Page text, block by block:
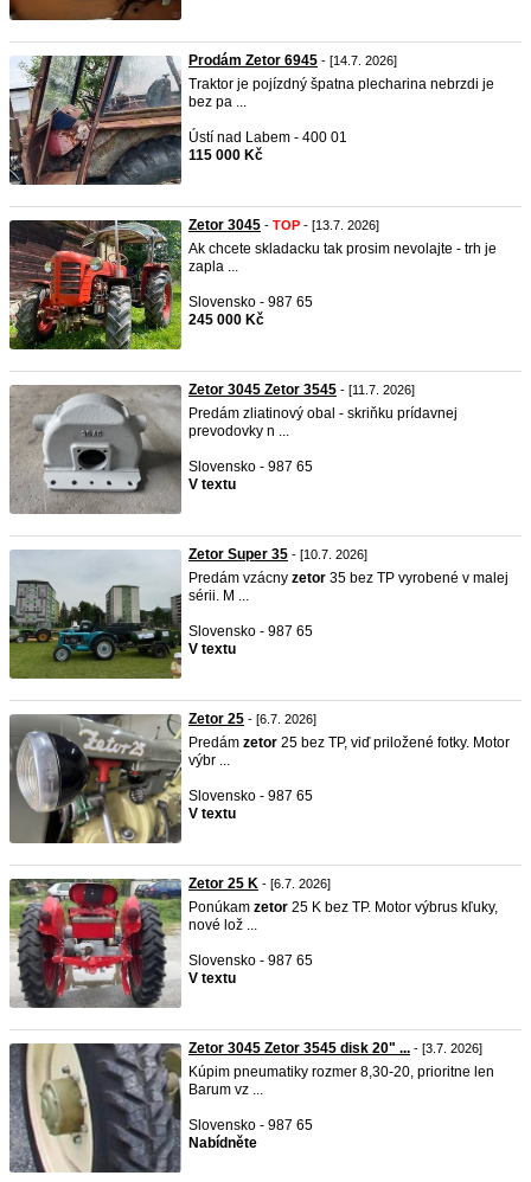
Prodám Zetor 6945 - [14.7. 2026]
Traktor je pojízdný špatna plecharina nebrzdi je
bez pa ...
Ústí nad Labem - 400 01
115 000 Kč
Zetor 3045 - TOP - [13.7. 2026]
Ak chcete skladacku tak prosim nevolajte - trh je
zapla ...
Slovensko - 987 65
245 000 Kč
Zetor 3045 Zetor 3545 - [11.7. 2026]
Predám zliatinový obal - skriňku prídavnej
prevodovky n ...
Slovensko - 987 65
V textu
Zetor Super 35 - [10.7. 2026]
Predám vzácny zetor 35 bez TP vyrobené v malej
sérii. M ...
Slovensko - 987 65
V textu
Zetor 25 - [6.7. 2026]
Predám zetor 25 bez TP, viď priložené fotky. Motor
výbr ...
Slovensko - 987 65
V textu
Zetor 25 K - [6.7. 2026]
Ponúkam zetor 25 K bez TP. Motor výbrus kľuky,
nové lož ...
Slovensko - 987 65
V textu
Zetor 3045 Zetor 3545 disk 20" ... - [3.7. 2026]
Kúpim pneumatiky rozmer 8,30-20, prioritne len
Barum vz ...
Slovensko - 987 65
Nabídněte